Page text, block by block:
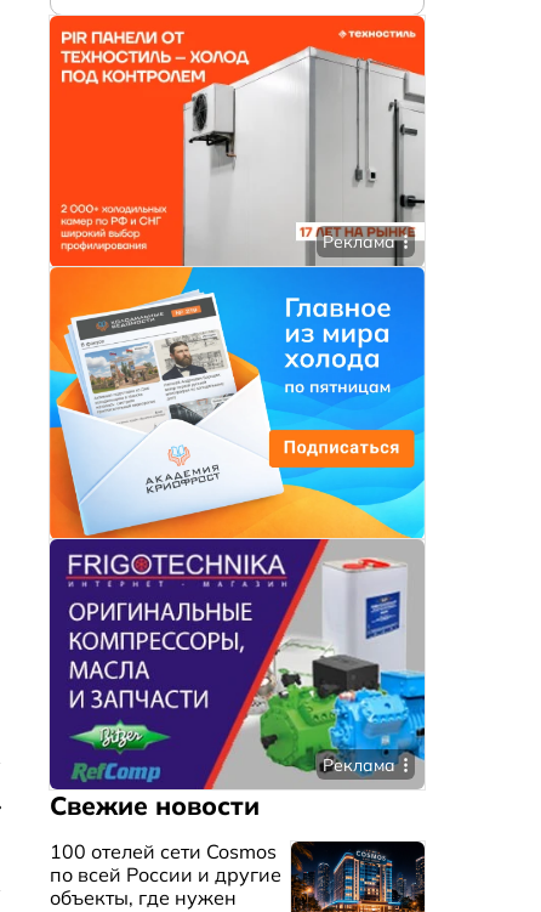
Реклама
Реклама
Свежие новости
100 отелей сети Cosmos
по всей России и другие
объекты, где нужен